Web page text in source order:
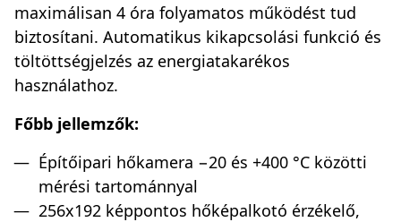
maximálisan 4 óra folyamatos működést tud
biztosítani. Automatikus kikapcsolási funkció és
töltöttségjelzés az energiatakarékos
használathoz.
Főbb jellemzők:
Építőipari hőkamera −20 és +400 °C közötti
mérési tartománnyal
256x192 képpontos hőképalkotó érzékelő,